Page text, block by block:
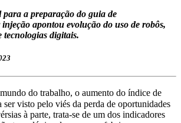
a preparação do guia de
apontou evolução do uso de robôs,
digitais.
do trabalho, o aumento do índice de
ser visto pelo viés da perda de oportunidades
à parte, trata-se de um dos indicadores